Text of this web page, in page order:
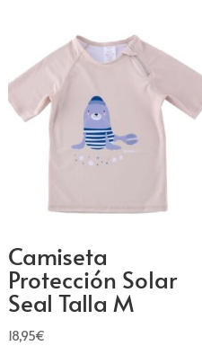
Camiseta
Protección Solar
Seal Talla M
18,95€